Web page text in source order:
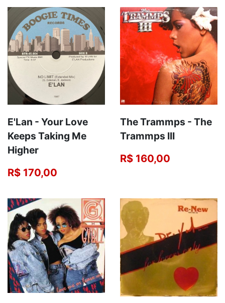
E'Lan - Your Love
Keeps Taking Me
Higher
R$ 170,00
The Trammps - The
Trammps III
R$ 160,00